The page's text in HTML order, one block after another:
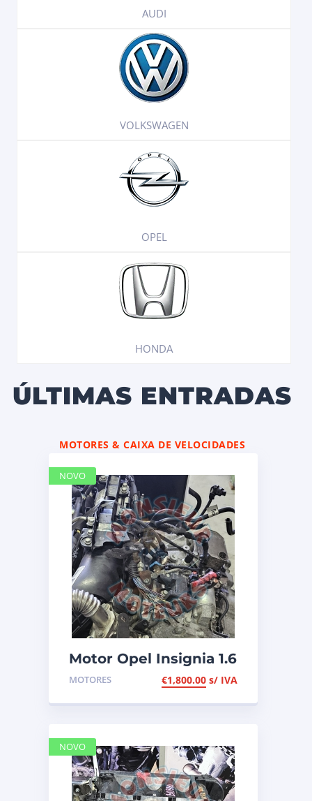
AUDI
VOLKSWAGEN
OPEL
HONDA
ÚLTIMAS ENTRADAS
MOTORES & CAIXA DE VELOCIDADES
Motor Opel Insignia 1.6
CDTI, ref B16DTH
MOTORES €1,800.00 s/ IVA
NOVO
NOVO